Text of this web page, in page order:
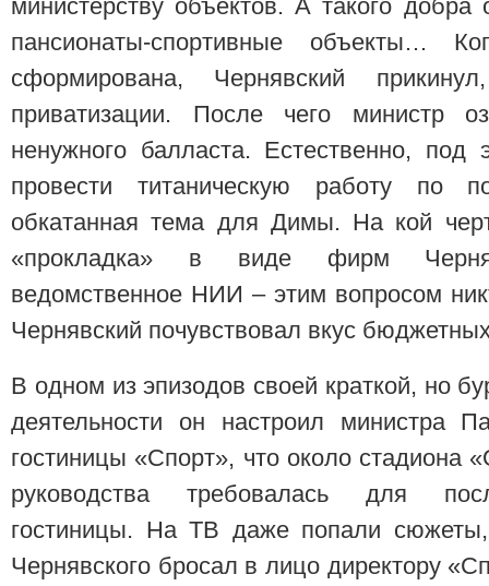
министерству объектов. А такого добра
пансионаты-спортивные объекты…
сформирована, Чернявский
приватизации. После чего министр
ненужного балласта. Естественно, под
провести титаническую работу по
обкатанная тема для Димы. На кой
«прокладка» в виде фирм
ведомственное НИИ – этим вопросом
Чернявский почувствовал вкус
В одном из эпизодов своей краткой, но
деятельности он настроил министра
гостиницы «Спорт», что около стадиона
руководства требовалась для
гостиницы. На ТВ даже попали сюжеты,
Чернявского бросал в лицо директору